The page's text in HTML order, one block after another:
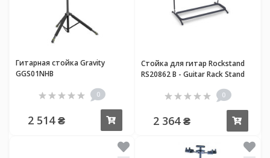
Гитарная стойка Gravity
GGS01NHB
0
2 514 ₴
Стойка для гитар Rockstand
RS20862 B - Guitar Rack Stand
0
2 364 ₴